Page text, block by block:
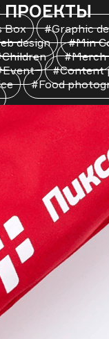
Box #Graphic
design
#Min
#Merch
#Content
#Food